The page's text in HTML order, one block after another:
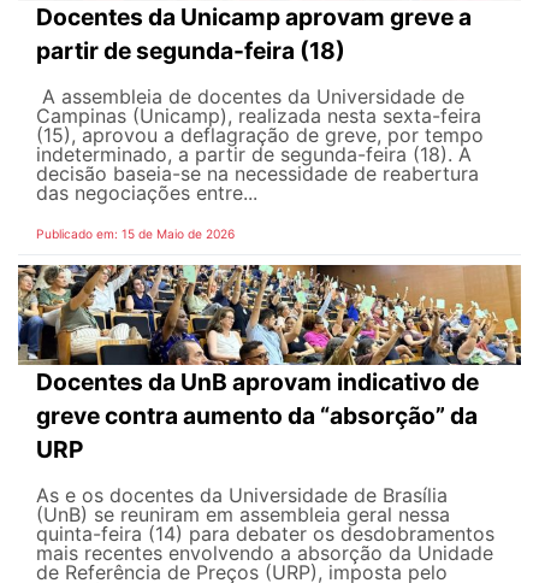
Docentes da Unicamp aprovam greve a
partir de segunda-feira (18)
A assembleia de docentes da Universidade de
Campinas (Unicamp), realizada nesta sexta-feira
(15), aprovou a deflagração de greve, por tempo
indeterminado, a partir de segunda-feira (18). A
decisão baseia-se na necessidade de reabertura
das negociações entre...
Publicado em: 15 de Maio de 2026
Docentes da UnB aprovam indicativo de
greve contra aumento da “absorção” da
URP
As e os docentes da Universidade de Brasília
(UnB) se reuniram em assembleia geral nessa
quinta-feira (14) para debater os desdobramentos
mais recentes envolvendo a absorção da Unidade
de Referência de Preços (URP), imposta pelo